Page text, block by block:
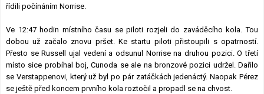
řídili počínáním Norrise.
Ve 12:47 hodin místního času se piloti rozjeli do zaváděcího kola. Tou
dobou už začalo znovu pršet. Ke startu piloti přistoupili s opatrností.
Přesto se Russell ujal vedení a odsunul Norrise na druhou pozici. O třetí
místo sice probíhal boj, Cunoda se ale na bronzové pozici udržel. Dařilo
se Verstappenovi, který už byl po pár zatáčkách jedenáctý. Naopak Pérez
se ještě před koncem prvního kola roztočil a propadl se na chvost.